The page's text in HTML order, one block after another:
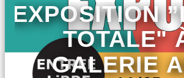
EXPOSITION
TOTALE"
GALERIE